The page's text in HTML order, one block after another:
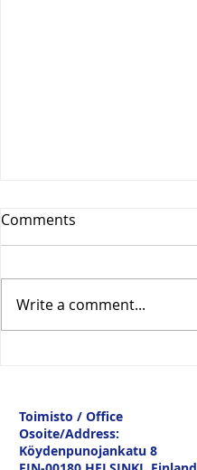
Comments
Write a comment...
Toimisto / Office
Osoite/Address:
Köydenpunojankatu 8